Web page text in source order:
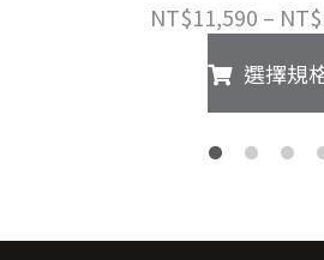
NT$11,590 – NT$
選擇規